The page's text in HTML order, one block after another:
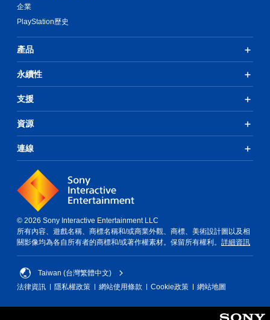
企業
PlayStation歷史
產品
永續性
支援
資源
連線
© 2026 Sony Interactive Entertainment LLC
所有內容、遊戲名稱、商標名稱和/或商業外觀、商標、美術設計圖以及相
關影像均為各自所有者的商標和/或著作權素材。保留所有權利。 詳細資訊
Taiwan (台灣繁體中文)
法律資訊
隱私權政策 網站使用條款 Cookie政策 網站地圖